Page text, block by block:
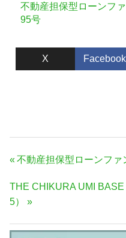
不動産担保型ローンフ
95号
X Facebook
投
ナ
ビ
ゲ
前
記
事:
不動産担保型ローンファ
次
の
事:
THE CHIKURA UMI
5）